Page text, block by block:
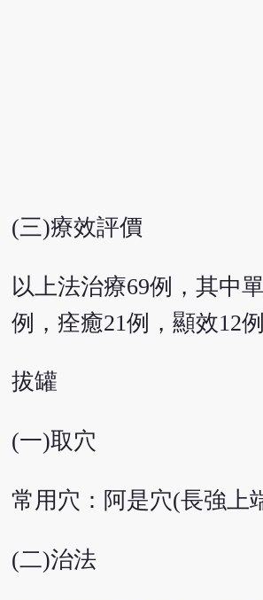
(三)療效評價
以上法治療69例，其中
例，痊癒21例，顯效12
拔罐
(一)取穴
常用穴：阿是穴(長強上
(二)治法